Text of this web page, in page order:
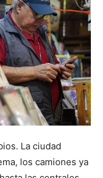
La ciudad
los camiones ya